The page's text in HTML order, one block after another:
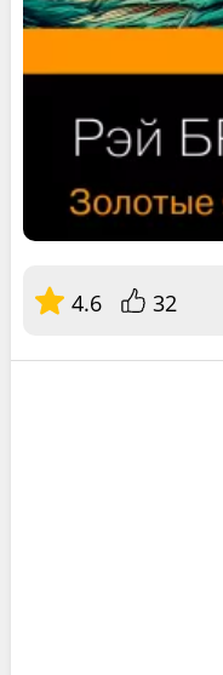
4.6 32